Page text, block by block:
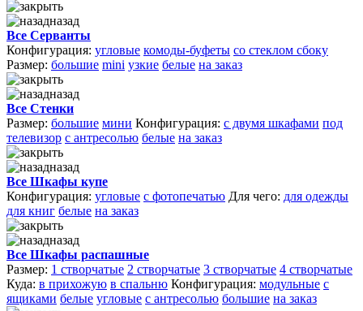
назад
Все Серванты
Конфигурация: угловые комоды-буфеты со стеклом сбоку
Размер: большие mini узкие белые на заказ
назад
Все Стенки
Размер: большие мини Конфигурация: с двумя шкафами под
телевизор с антресолью белые на заказ
назад
Все Шкафы купе
Конфигурация: угловые с фотопечатью Для чего: для одежды
для книг белые на заказ
назад
Все Шкафы распашные
Размер: 1 створчатые 2 створчатые 3 створчатые 4 створчатые
Куда: в прихожую в спальню Конфигурация: модульные с
ящиками белые угловые с антресолью большие на заказ